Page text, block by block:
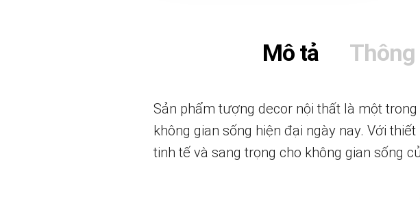
Mô tả
Sản phẩm tượng decor nội thất là một
không gian sống hiện đại ngày nay. Với
tinh tế và sang trọng cho không gian sống